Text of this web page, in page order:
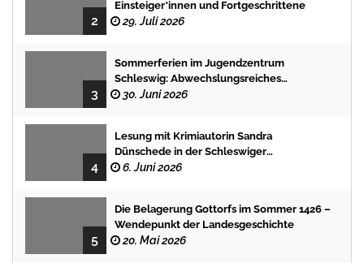
2
Einsteiger*innen und Fortgeschrittene
29. Juli 2026
3
Sommerferien im Jugendzentrum
Schleswig: Abwechslungsreiches
Programm für Kinder und Jugendliche
30. Juni 2026
4
Lesung mit Krimiautorin Sandra
Dünschede in der Schleswiger
Stadtbücherei
6. Juni 2026
5
Die Belagerung Gottorfs im Sommer 1426 –
Wendepunkt der Landesgeschichte
20. Mai 2026